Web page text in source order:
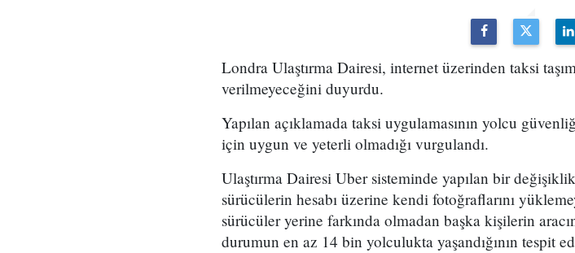
Londra Ulaştırma Dairesi, internet üzerinden taksi
verilmeyeceğini duyurdu.
Yapılan açıklamada taksi uygulamasının yolcu
için uygun ve yeterli olmadığı vurgulandı.
Ulaştırma Dairesi Uber sisteminde yapılan bir
sürücülerin hesabı üzerine kendi fotoğraflarını
sürücüler yerine farkında olmadan başka kişilerin
durumun en az 14 bin yolculukta yaşandığının tespit